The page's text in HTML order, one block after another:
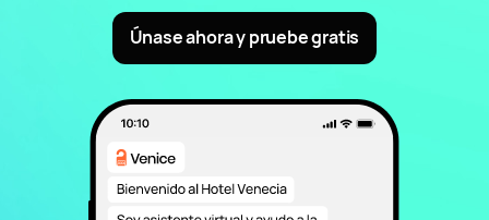
Únase ahora y pruebe gratis